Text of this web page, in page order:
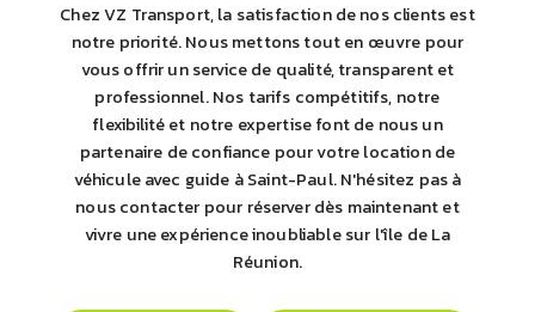
Chez VZ Transport, la satisfaction de nos clients est
notre priorité. Nous mettons tout en œuvre pour
vous offrir un service de qualité, transparent et
professionnel. Nos tarifs compétitifs, notre
flexibilité et notre expertise font de nous un
partenaire de confiance pour votre location de
véhicule avec guide à Saint-Paul. N'hésitez pas à
nous contacter pour réserver dès maintenant et
vivre une expérience inoubliable sur l'île de La
Réunion.